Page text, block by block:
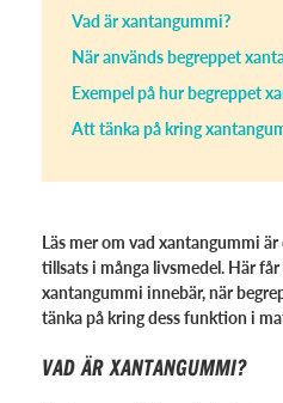
Vad är xantangummi?
När används begreppet
Exempel på hur begreppet
Att tänka på kring
Läs mer om vad xantangummi
tillsats i många livsmedel. Här
xantangummi innebär, när
tänka på kring dess funktion i
VAD ÄR XANTANGUMMI?